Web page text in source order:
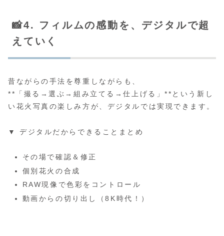
📸4. フィルムの感動を、デジタルで超
えていく
昔ながらの手法を尊重しながらも、
**「撮る→選ぶ→組み立てる→仕上げる」**という新し
い花火写真の楽しみ方が、デジタルでは実現できます。
▼ デジタルだからできることまとめ
その場で確認＆修正
個別花火の合成
RAW現像で色彩をコントロール
動画からの切り出し（8K時代！）